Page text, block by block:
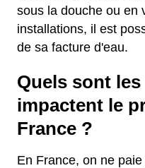
sous la douche ou en
installations, il est
de sa facture d'eau.
Quels sont
impactent le
France ?
En France, on ne